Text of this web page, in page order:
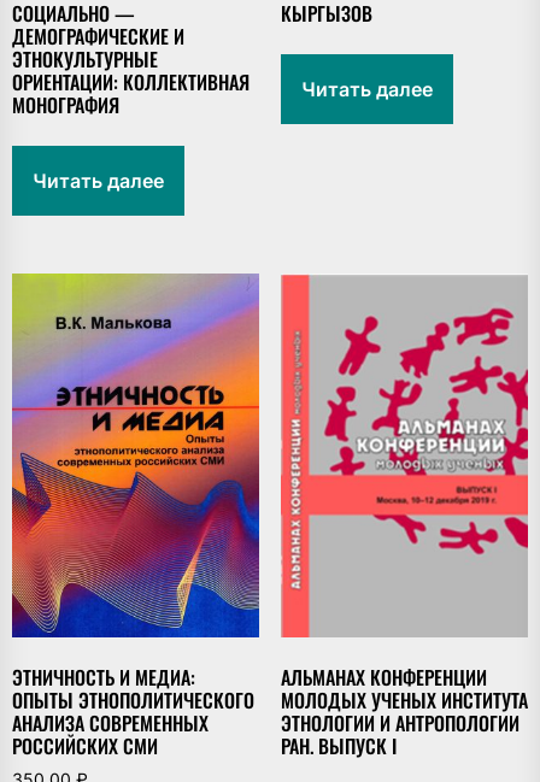
СОЦИАЛЬНО —
ДЕМОГРАФИЧЕСКИЕ И
ЭТНОКУЛЬТУРНЫЕ
ОРИЕНТАЦИИ: КОЛЛЕКТИВНАЯ
МОНОГРАФИЯ
Читать далее
КЫРГЫЗОВ
Читать далее
ЭТНИЧНОСТЬ И МЕДИА:
ОПЫТЫ ЭТНОПОЛИТИЧЕСКОГО
АНАЛИЗА СОВРЕМЕННЫХ
РОССИЙСКИХ СМИ
АЛЬМАНАХ КОНФЕРЕНЦИИ
МОЛОДЫХ УЧЕНЫХ ИНСТИТУТА
ЭТНОЛОГИИ И АНТРОПОЛОГИИ
РАН. ВЫПУСК I